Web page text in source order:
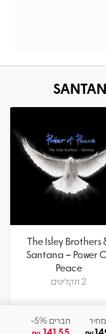
מחיר חברים 5%-
The Isley Brothers
Santana – Power
Peace
2 תקליטים